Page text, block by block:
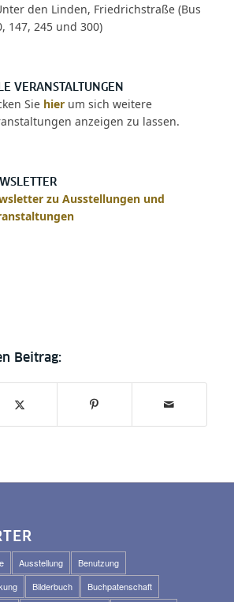
den Linden, Friedrichstraße (Bus
147, 245 und 300)
VERANSTALTUNGEN
Sie hierum sich weitere
anzeigen zu lassen.
zu Ausstellungen und
Ausstellung
Benutzung
Bilderbuch
Buchpatenschaft